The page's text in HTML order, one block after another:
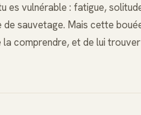
es vulnérable : fatigue,
sauvetage. Mais cette
comprendre, et de lui